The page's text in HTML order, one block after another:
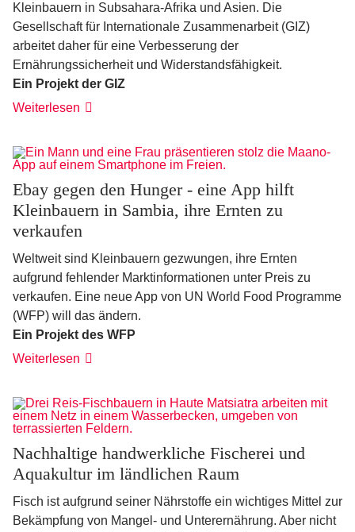
Kleinbauern in Subsahara-Afrika und Asien. Die
Gesellschaft für Internationale Zusammenarbeit (GIZ)
arbeitet daher für eine Verbesserung der
Ernährungssicherheit und Widerstandsfähigkeit.
Ein Projekt der GIZ
Weiterlesen
Ebay gegen den Hunger - eine App hilft
Kleinbauern in Sambia, ihre Ernten zu
verkaufen
Weltweit sind Kleinbauern gezwungen, ihre Ernten
aufgrund fehlender Marktinformationen unter Preis zu
verkaufen. Eine neue App von UN World Food Programme
(WFP) will das ändern.
Ein Projekt des WFP
Weiterlesen
Nachhaltige handwerkliche Fischerei und
Aquakultur im ländlichen Raum
Fisch ist aufgrund seiner Nährstoffe ein wichtiges Mittel zur
Bekämpfung von Mangel- und Unterernährung. Aber nicht